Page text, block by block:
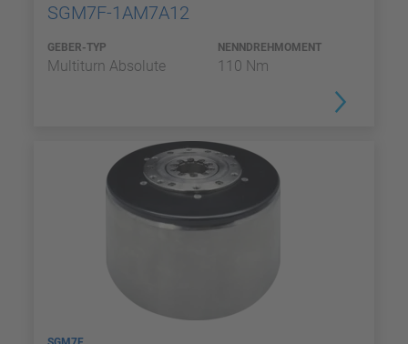
SGM7F-1AM7A12
GEBER-TYP
Multiturn Absolute
NENNDREHMOMENT
110 Nm